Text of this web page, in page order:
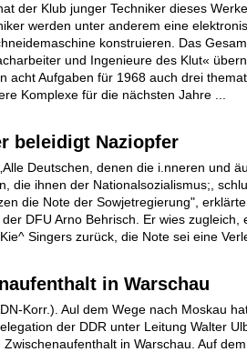
der Klub junger Techniker dieses
werden unter anderem eine
konstruieren. Das
und Ingenieure des Klut«
acht Aufgaben für 1968 auch drei
Komplexe für die nächsten Jahre ...
beleidigt Naziopfer
Deutschen, denen die i.nneren und
die ihnen der Nationalsozialismus;,
die Note der Sowjetregierung",
DFU Arno Behrisch. Er wies zugleich,
Singers zurück, die Note sei eine
in Warschau
Korr.). Aul dem Wege nach Moskau
der DDR unter Leitung Walter
in Warschau. Auf